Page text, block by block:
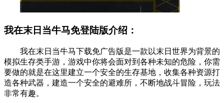
我在末日当牛马免登陆版介绍：
我在末日当牛马下载免广告版是一款以末日世界为背景的
模拟生存类手游，游戏中你将会面对到各种未知的危险，你需
要做的就是在这里建立一个安全的生存基地，收集各种资源打
造各种武器，建造一个安全的避难所，不断地战斗冒险，玩法
非常有趣。